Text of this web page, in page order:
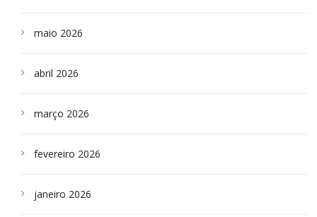
maio 2026
abril 2026
março 2026
fevereiro 2026
janeiro 2026